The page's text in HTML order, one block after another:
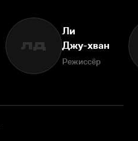
ЛД
Ли
Джу-хван
Режиссёр